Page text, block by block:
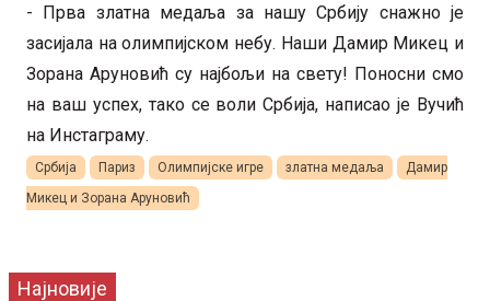
- Прва златна медаља за нашу Србију снажно је
засијала на олимпијском небу. Наши Дамир Микец и
Зорана Аруновић су најбољи на свету! Поносни смо
на ваш успех, тако се воли Србија, написао је Вучић
на Инстаграму.
Србија Париз Олимпијске игре златна медаља
Дамир
Микец и Зорана Аруновић
Најновије